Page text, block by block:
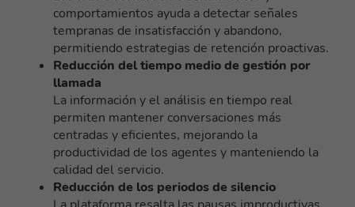
comportamientos ayuda a detectar señales
tempranas de insatisfacción y abandono,
permitiendo estrategias de retención proactivas.
Reducción del tiempo medio de gestión por
llamada
La información y el análisis en tiempo real
permiten mantener conversaciones más
centradas y eficientes, mejorando la
productividad de los agentes y manteniendo la
calidad del servicio.
Reducción de los periodos de silencio